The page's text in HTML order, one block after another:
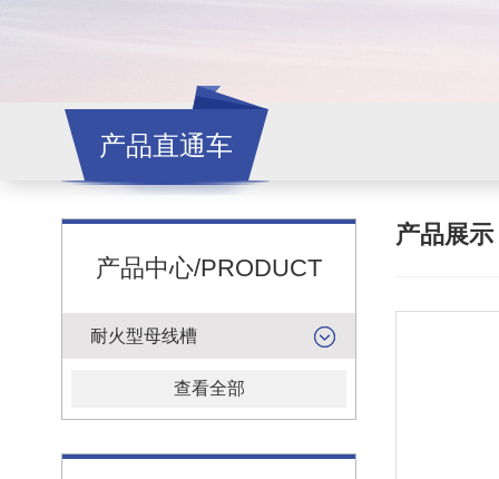
产品直通车
产品中心/PRODUCT
耐火型母线槽
查看全部
产品展示